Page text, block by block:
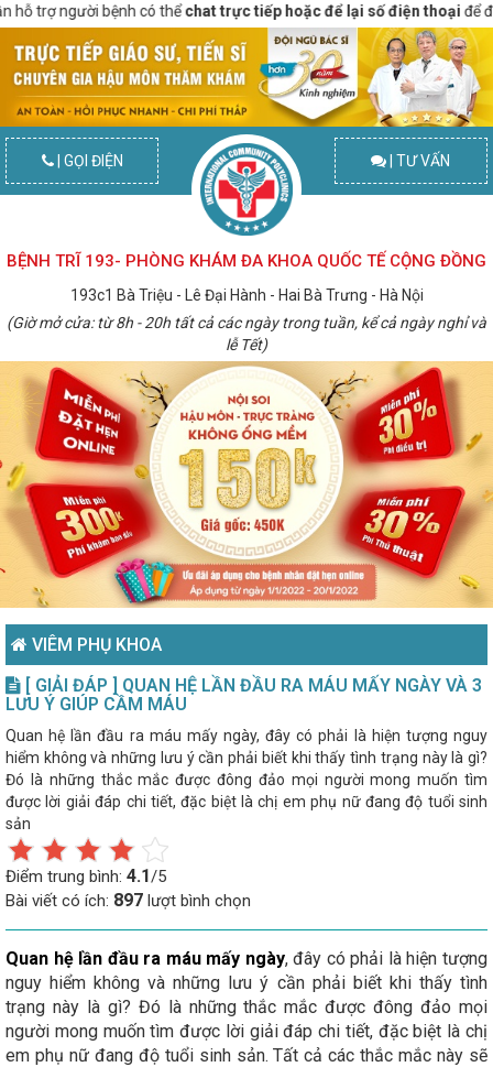
người bệnh có thểchat trực tiếp hoặc để lại số điện thoạiđể được
| GỌI ĐIỆN | TƯ VẤN
BỆNH TRĨ 193- PHÒNG KHÁM ĐA KHOA QUỐC TẾ CỘNG ĐỒNG
193c1 Bà Triệu - Lê Đại Hành - Hai Bà Trưng - Hà Nội
(Giờ mở cửa: từ 8h - 20h tất cả các ngày trong tuần, kể cả ngày nghỉ và
lễ Tết)
VIÊM PHỤ KHOA
[ GIẢI ĐÁP ] QUAN HỆ LẦN ĐẦU RA MÁU MẤY NGÀY VÀ 3
LƯU Ý GIÚP CẦM MÁU
Quan hệ lần đầu ra máu mấy ngày, đây có phải là hiện tượng nguy
hiểm không và những lưu ý cần phải biết khi thấy tình trạng này là gì?
Đó là những thắc mắc được đông đảo mọi người mong muốn tìm
được lời giải đáp chi tiết, đặc biệt là chị em phụ nữ đang độ tuổi sinh
sản
Điểm trung bình: 4.1/5
Bài viết có ích: 897 lượt bình chọn
Quan hệ lần đầu ra máu mấy ngày, đây có phải là hiện tượng
nguy hiểm không và những lưu ý cần phải biết khi thấy tình
trạng này là gì? Đó là những thắc mắc được đông đảo mọi
người mong muốn tìm được lời giải đáp chi tiết, đặc biệt là chị
em phụ nữ đang độ tuổi sinh sản. Tất cả các thắc mắc này sẽ